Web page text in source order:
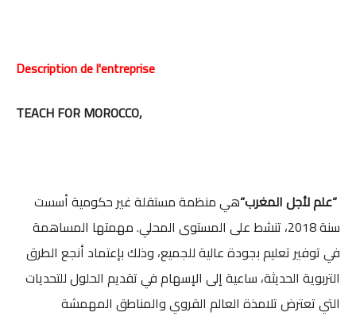
Description de l'entreprise
TEACH FOR MOROCCO,
“علم لأجل المغرب“هي منظمة مستقلة غير حكومية أسست
سنة 2018، تنشط على المستوى المحلي. مهمتها المساهمة
في توفير تعليم بجودة عالية للجميع، وذلك بإعتماد أنجع الطرق
التربوية الحديثة، ساعية إلى الإسهام في تقديم الحلول للتحديات
التي تعترض تلامذة العالم القروي والمناطق المهمشة